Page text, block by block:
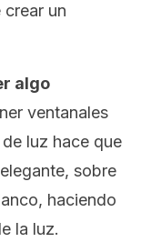
un
algo
ventanales
luz hace que
sobre
haciendo
la luz.